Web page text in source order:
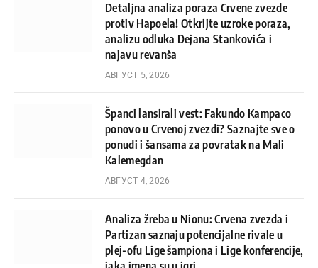
Detaljna analiza poraza Crvene zvezde
protiv Hapoela! Otkrijte uzroke poraza,
analizu odluka Dejana Stankovića i
najavu revanša
АВГУСТ 5, 2026
Španci lansirali vest: Fakundo Kampaco
ponovo u Crvenoj zvezdi? Saznajte sve o
ponudi i šansama za povratak na Mali
Kalemegdan
АВГУСТ 4, 2026
Analiza žreba u Nionu: Crvena zvezda i
Partizan saznaju potencijalne rivale u
plej-ofu Lige šampiona i Lige konferencije,